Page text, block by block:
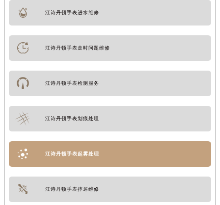
江诗丹顿手表进水维修
江诗丹顿手表走时问题维修
江诗丹顿手表检测服务
江诗丹顿手表划痕处理
江诗丹顿手表起雾处理
江诗丹顿手表摔坏维修